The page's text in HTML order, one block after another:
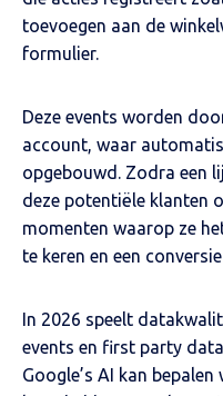
toevoegen aan de
formulier.
Deze events worden
account, waar
opgebouwd. Zodra een
deze potentiële klanten
momenten waarop ze
te keren en een
In 2026 speelt
events en first party
Google’s AI kan